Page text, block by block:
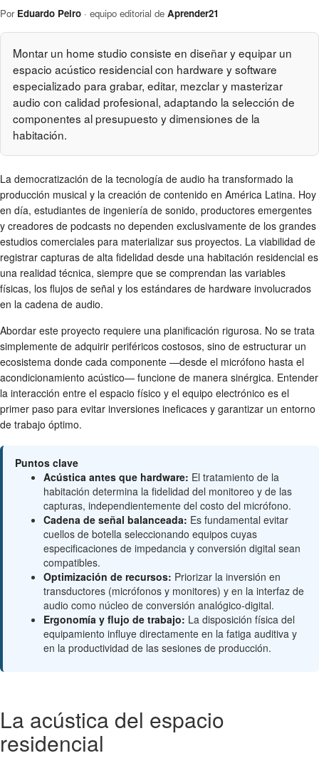
Por Eduardo Peiro · equipo editorial de Aprender21
Montar un home studio consiste en diseñar y equipar un
espacio acústico residencial con hardware y software
especializado para grabar, editar, mezclar y masterizar
audio con calidad profesional, adaptando la selección de
componentes al presupuesto y dimensiones de la
habitación.
La democratización de la tecnología de audio ha transformado la
producción musical y la creación de contenido en América Latina. Hoy
en día, estudiantes de ingeniería de sonido, productores emergentes
y creadores de podcasts no dependen exclusivamente de los grandes
estudios comerciales para materializar sus proyectos. La viabilidad de
registrar capturas de alta fidelidad desde una habitación residencial es
una realidad técnica, siempre que se comprendan las variables
físicas, los flujos de señal y los estándares de hardware involucrados
en la cadena de audio.
Abordar este proyecto requiere una planificación rigurosa. No se trata
simplemente de adquirir periféricos costosos, sino de estructurar un
ecosistema donde cada componente —desde el micrófono hasta el
acondicionamiento acústico— funcione de manera sinérgica. Entender
la interacción entre el espacio físico y el equipo electrónico es el
primer paso para evitar inversiones ineficaces y garantizar un entorno
de trabajo óptimo.
Puntos clave
Acústica antes que hardware: El tratamiento de la
habitación determina la fidelidad del monitoreo y de las
capturas, independientemente del costo del micrófono.
Cadena de señal balanceada: Es fundamental evitar
cuellos de botella seleccionando equipos cuyas
especificaciones de impedancia y conversión digital sean
compatibles.
Optimización de recursos: Priorizar la inversión en
transductores (micrófonos y monitores) y en la interfaz de
audio como núcleo de conversión analógico-digital.
Ergonomía y flujo de trabajo: La disposición física del
equipamiento influye directamente en la fatiga auditiva y
en la productividad de las sesiones de producción.
La acústica del espacio
residencial